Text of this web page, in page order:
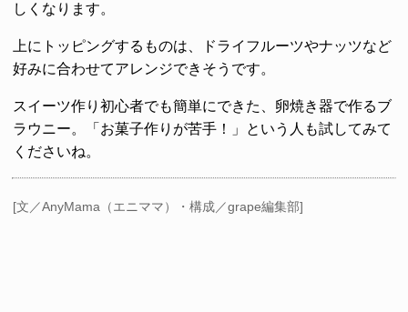
しくなります。
上にトッピングするものは、ドライフルーツやナッツなど
好みに合わせてアレンジできそうです。
スイーツ作り初心者でも簡単にできた、卵焼き器で作るブ
ラウニー。「お菓子作りが苦手！」という人も試してみて
くださいね。
[文／AnyMama（エニママ）・構成／grape編集部]